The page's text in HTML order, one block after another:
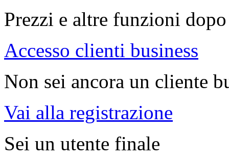
Prezzi e altre funzioni
Accesso clienti business
Non sei ancora un cliente
Vai alla registrazione
Sei un utente finale